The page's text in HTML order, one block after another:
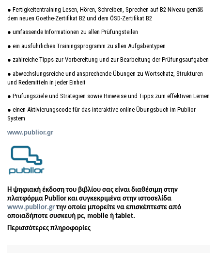
● Fertigkeitentraining Lesen, Hören, Schreiben, Sprechen auf B2-Niveau gemäß
dem neuen Goethe-Zertifikat B2 und dem ÖSD-Zertifikat B2
● umfassende Informationen zu allen Prüfungsteilen
● ein ausführliches Trainingsprogramm zu allen Aufgabentypen
● zahlreiche Tipps zur Vorbereitung und zur Bearbeitung der Prüfungsaufgaben
● abwechslungsreiche und ansprechende Übungen zu Wortschatz, Strukturen
und Redemitteln in jeder Einheit
● Prüfungsziele und Strategien sowie Hinweise und Tipps zum effektiven Lernen
● einen Aktivierungscode für das interaktive online Übungsbuch im Publior-
System
www.publior.gr
H ψηφιακή έκδοση του βιβλίου σας είναι διαθέσιμη στην
πλατφόρμα Publior και συγκεκριμένα στην ιστοσελίδα
www.publior.grτην οποία μπορείτε να επισκέπτεστε από
οποιαδήποτε συσκευή pc, mobile ή tablet.
Περισσότερες πληροφορίες